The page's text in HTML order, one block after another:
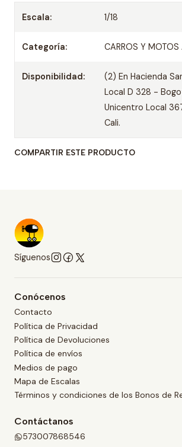
Escala: 1/18
Categoría: CARROS Y MOTOS
Disponibilidad:
(2) En Hacienda
Local D 328 -
Unicentro Local
Cali.
COMPARTIR ESTE PRODUCTO
Síguenos
Conócenos
Contacto
Política de Privacidad
Política de Devoluciones
Política de envíos
Medios de pago
Mapa de Escalas
Términos y condiciones de los Bonos de
Contáctanos
573007868546